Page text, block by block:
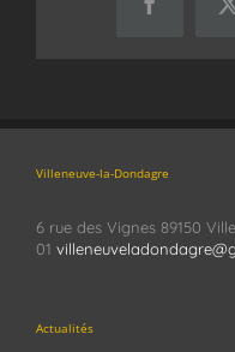
Facebook
Villeneuve-la-Dondagre
6 rue des Vignes 89150
01
Actualités